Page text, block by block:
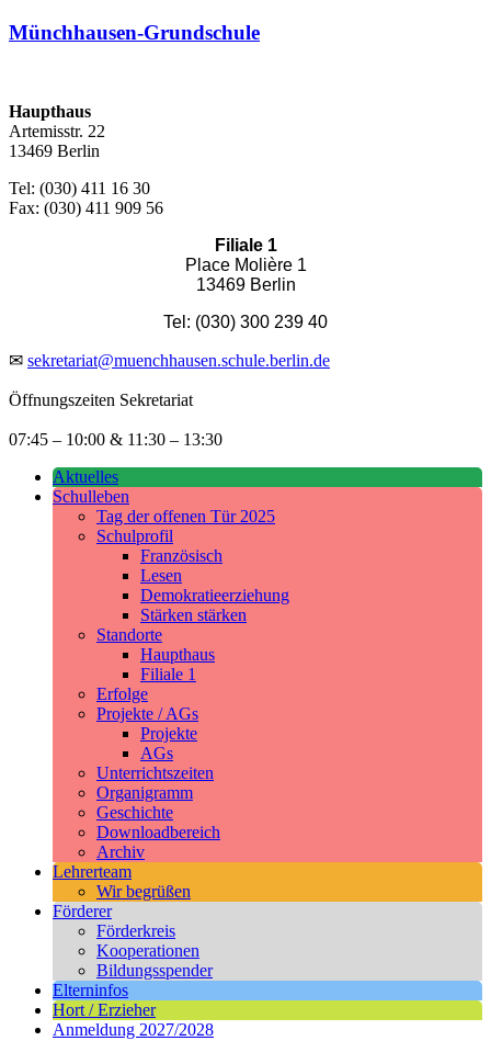
Münchhausen-Grundschule
Haupthaus
Artemisstr. 22
13469 Berlin
Tel: (030) 411 16 30
Fax: (030) 411 909 56
Filiale 1
Place Molière 1
13469 Berlin
Tel: (030) 300 239 40
✉ sekretariat@muenchhausen.schule.berlin.de
Öffnungszeiten Sekretariat
07:45 – 10:00 & 11:30 – 13:30
Aktuelles
Schulleben
Tag der offenen Tür 2025
Schulprofil
Französisch
Lesen
Demokratieerziehung
Stärken stärken
Standorte
Haupthaus
Filiale 1
Erfolge
Projekte / AGs
Projekte
AGs
Unterrichtszeiten
Organigramm
Geschichte
Downloadbereich
Archiv
Lehrerteam
Wir begrüßen
Förderer
Förderkreis
Kooperationen
Bildungsspender
Elterninfos
Hort / Erzieher
Anmeldung 2027/2028